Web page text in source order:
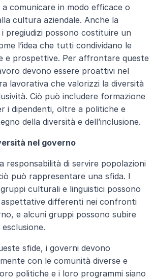
comunicare in modo efficace o
cultura aziendale. Anche la
i pregiudizi possono costituire un
l’idea che tutti condividano le
e prospettive. Per affrontare queste
devono essere proattivi nel
lavorativa che valorizzi la diversità
Ciò può includere formazione
i dipendenti, oltre a politiche e
della diversità e dell’inclusione.
nel governo
responsabilità di servire popolazioni
può rappresentare una sfida. I
culturali e linguistici possono
aspettative differenti nei confronti
e alcuni gruppi possono subire
sfide, i governi devono
con le comunità diverse e
politiche e i loro programmi siano